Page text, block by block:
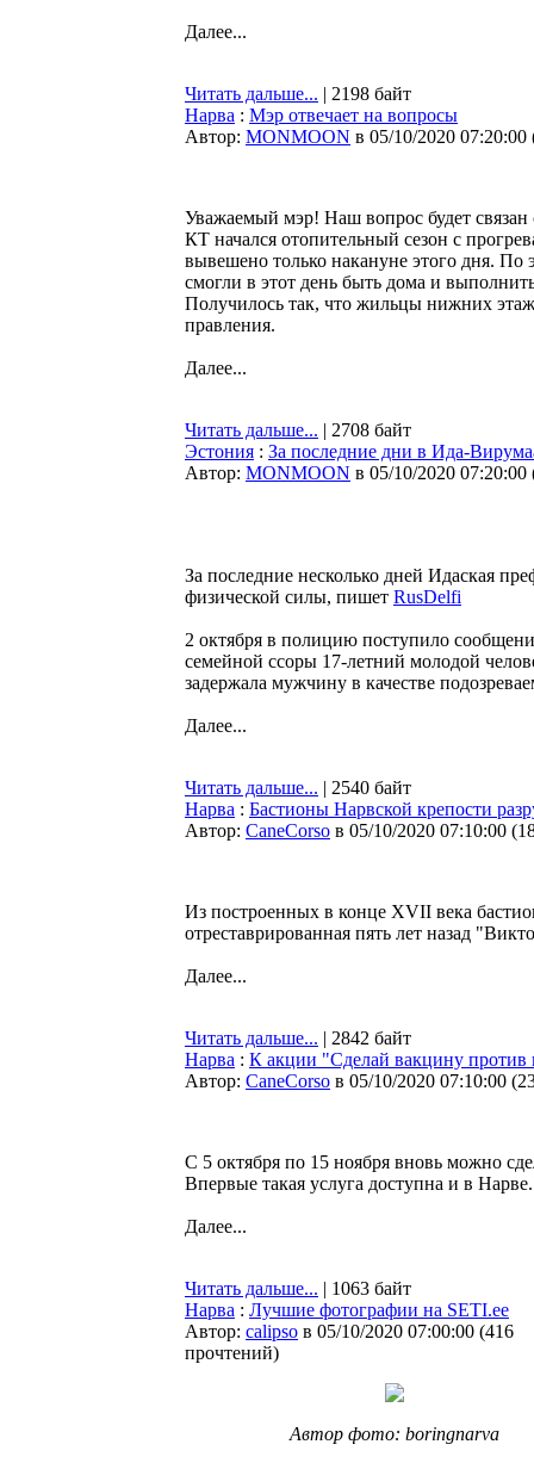
Далее...
Читать дальше... | 2198 байт
Нарва : Мэр отвечает на вопросы
Автор: MONMOON в 05/10/2020 07:20:00
Уважаемый мэр! Наш вопрос будет связан
КТ начался отопительный сезон с
вывешено только накануне этого дня. По
смогли в этот день быть дома и
Получилось так, что жильцы нижних
правления.
Далее...
Читать дальше... | 2708 байт
Эстония : За последние дни в Ида-
Автор: MONMOON в 05/10/2020 07:20:00
За последние несколько дней Идаская
физической силы, пишет RusDelfi
2 октября в полицию поступило
семейной ссоры 17-летний молодой
задержала мужчину в качестве
Далее...
Читать дальше... | 2540 байт
Нарва : Бастионы Нарвской крепости
Автор: CaneCorso в 05/10/2020 07:10:00 (
Из построенных в конце XVII века
отреставрированная пять лет назад
Далее...
Читать дальше... | 2842 байт
Нарва : К акции "Сделай вакцину против
Автор: CaneCorso в 05/10/2020 07:10:00 (
С 5 октября по 15 ноября вновь можно
Впервые такая услуга доступна и в Нарве.
Далее...
Читать дальше... | 1063 байт
Нарва : Лучшие фотографии на SETI.ee
Автор: calipso в 05/10/2020 07:00:00 (416
прочтений)
Автор фото: boringnarva